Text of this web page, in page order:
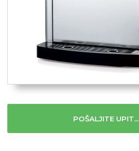
POŠALJITE UPIT...